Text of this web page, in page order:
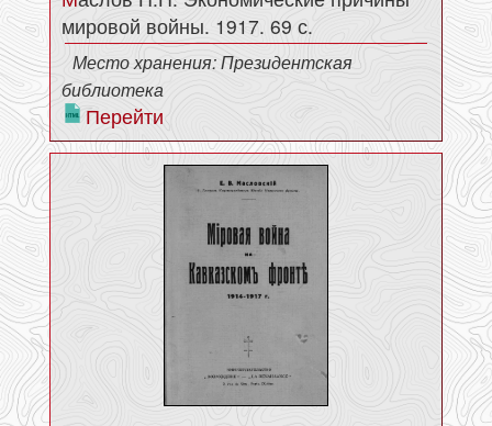
мировой войны. 1917. 69 с.
Место хранения: Президентская
библиотека
Перейти